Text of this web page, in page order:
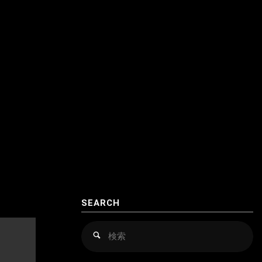
SEARCH
検
韓国
スロバキア
スロヴァキア